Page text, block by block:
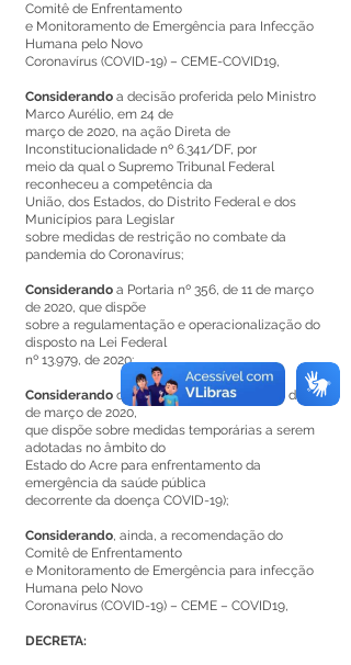
Comitê de Enfrentamento
e Monitoramento de Emergência para Infecção
Humana pelo Novo
Coronavírus (COVID-19) – CEME-COVID19,
Considerando a decisão proferida pelo Ministro
Marco Aurélio, em 24 de
março de 2020, na ação Direta de
Inconstitucionalidade nº 6.341/DF, por
meio da qual o Supremo Tribunal Federal
reconheceu a competência da
União, dos Estados, do Distrito Federal e dos
Municípios para Legislar
sobre medidas de restrição no combate da
pandemia do Coronavírus;
Considerando a Portaria nº 356, de 11 de março
de 2020, que dispõe
sobre a regulamentação e operacionalização do
disposto na Lei Federal
nº 13.979, de 2020;
Considerando o Decreto Estadual nº 5.465 de 16
de março de 2020,
que dispõe sobre medidas temporárias a serem
adotadas no âmbito do
Estado do Acre para enfrentamento da
emergência da saúde pública
decorrente da doença COVID-19);
Considerando, ainda, a recomendação do
Comitê de Enfrentamento
e Monitoramento de Emergência para infecção
Humana pelo Novo
Coronavírus (COVID-19) – CEME – COVID19,
DECRETA: